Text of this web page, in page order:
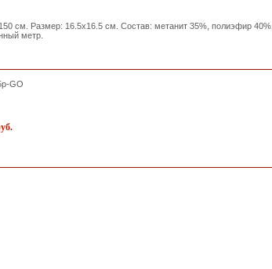
см. Размер: 16.5x16.5 см. Состав: метанит 35%, полиэфир 40%,
метр.
GO